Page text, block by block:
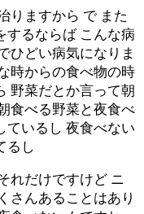
りますから で また
するならば こんな病
ひどい病気になりま
時からの食べ物の時
野菜だとか言って朝
食べる野菜と夜食べ
ているし 夜食べない
るし
れだけですけど ニ
さんあることはあり